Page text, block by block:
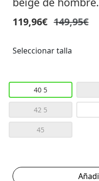
119,96€ 149,95€
Seleccionar talla
40 5
42 5
45